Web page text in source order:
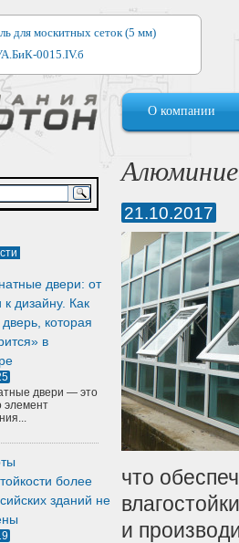
для москитных сеток (5 мм)
0015.IV.б
для алюминиевых окон
для деревянных окон
0062.IV.б
лоджиевый для (4, 5, 6 мм)
для деревянных дверей
О компании
двери: от
дизайну. Как
которая
в
двери — это
элемент
более
зданий не
21.10.2017
что
и